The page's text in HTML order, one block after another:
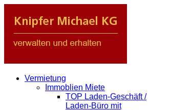
Vermietung
Immoblien Miete
TOP Laden-Geschäft /
Laden-Büro mit